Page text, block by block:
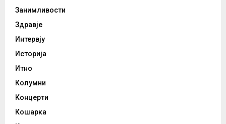
Занимливости
Здравје
Интервју
Историја
Итно
Колумни
Концерти
Кошарка